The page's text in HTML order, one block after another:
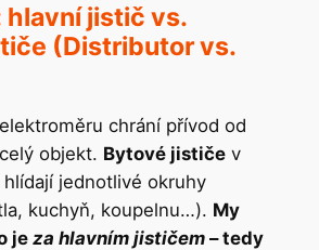
hlavní jistič vs.
(Distributor vs.
chrání přívod od
objekt. Bytové jističev
jednotlivé okruhy
kuchyň, koupelnu…). My
je za hlavním jističem– tedy